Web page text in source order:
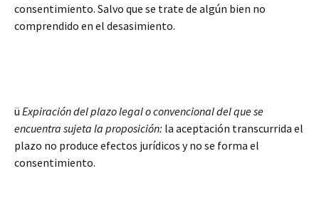
consentimiento. Salvo que se trate de algún bien no
comprendido en el desasimiento.
ü Expiración del plazo legal o convencional del que se
encuentra sujeta la proposición: la aceptación transcurrida el
plazo no produce efectos jurídicos y no se forma el
consentimiento.